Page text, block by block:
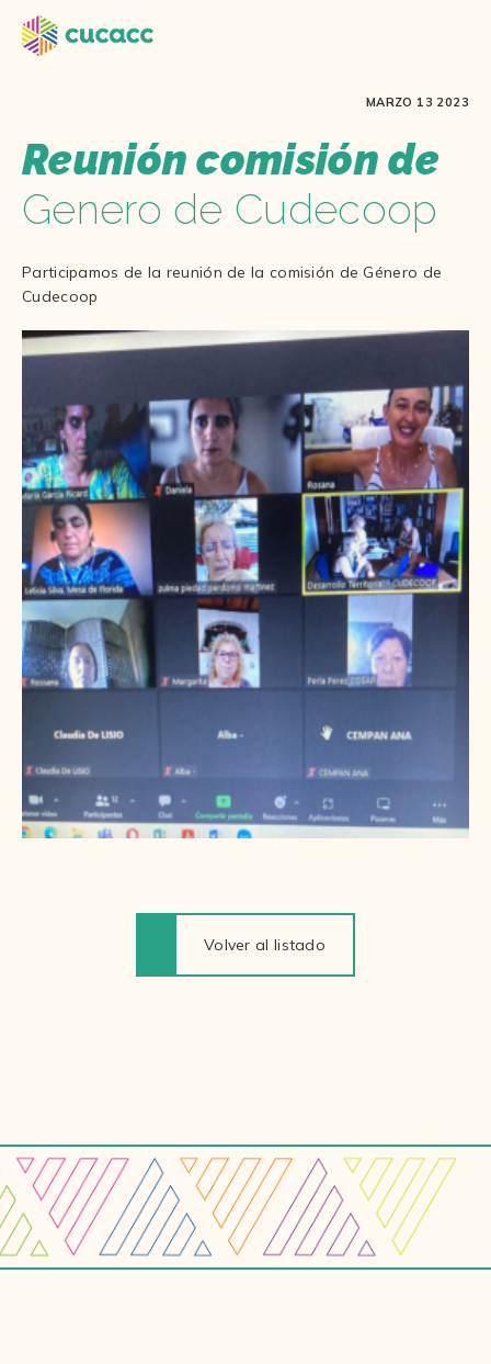
MARZO 13 2023
Reunión comisión de
Genero de Cudecoop
Participamos de la reunión de la comisión de Género de
Cudecoop
Volver al listado